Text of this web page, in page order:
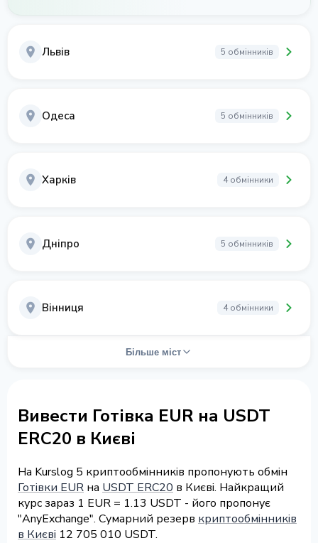
Львів 5 обмінників
Одеса 5 обмінників
Харків 4 обмінники
Дніпро 5 обмінників
Вінниця 4 обмінники
Більше міст
Вивести Готівка EUR на USDT
ERC20 в Києві
На Kurslog 5 криптообмінників пропонують обмін
Готівки EUR на USDT ERC20 в Києві. Найкращий
курс зараз 1 EUR = 1.13 USDT - його пропонує
"AnyExchange". Сумарний резерв криптообмінників
в Києві 12 705 010 USDT.